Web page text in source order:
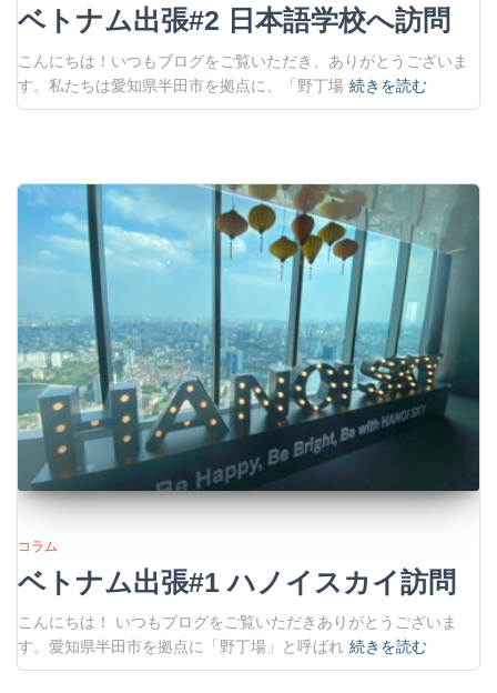
ベトナム出張#2 日本語学校へ訪問
こんにちは！いつもブログをご覧いただき、ありがとうございま
す。私たちは愛知県半田市を拠点に、「野丁場 続きを読む
コラム
ベトナム出張#1 ハノイスカイ訪問
こんにちは！ いつもブログをご覧いただきありがとうございま
す。愛知県半田市を拠点に「野丁場」と呼ばれ 続きを読む